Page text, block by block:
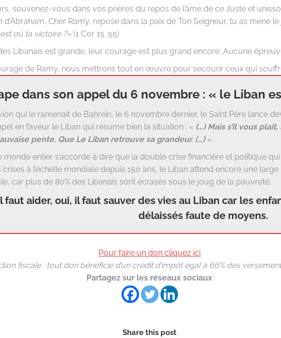
souvenez-vous dans vos prières du repos de l’âme de ce Juste et
d’Abraham, Cher Ramy, repose dans la paix de Ton Seigneur, tu as
où ta victoire ?» (1 Cor 15 :55)
Libanais est grande, leur courage est plus grand encore. Aucune
de Ramy, nous mettrons tout en œuvre pour secourir ceux qui
dans son appel du 6 novembre : « le Liban
qui le ramenait de Bahrein, le 6 novembre dernier, le Saint Père lance
en faveur le Liban qui résume bien la situation : « (…) Mais s’il vous
pente. Que Le Liban retrouve sa grandeur. (…) ».
monde entier s’accorde à dire que la double crise financière et politique
à l’échelle mondiale depuis 150 ans, le Liban attend encore une
car plus de 80% des Libanais sont écrasés sous le joug de la pauvreté.
faut aider, oui, il faut sauver des vies au Liban car les
délaissés faute de moyens.
Pour faire un don cliquez ici
fiscale : tout don bénéficie d’un crédit d’impôt égal à 66% des
Partagez sur les réseaux sociaux
Share this post